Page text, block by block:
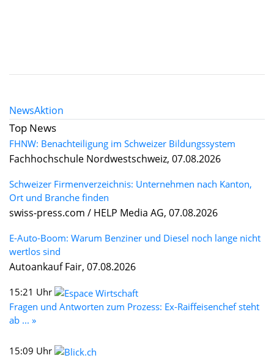
NewsAktion
Top News
FHNW: Benachteiligung im Schweizer Bildungssystem
Fachhochschule Nordwestschweiz, 07.08.2026
Schweizer Firmenverzeichnis: Unternehmen nach Kanton,
Ort und Branche finden
swiss-press.com / HELP Media AG, 07.08.2026
E-Auto-Boom: Warum Benziner und Diesel noch lange nicht
wertlos sind
Autoankauf Fair, 07.08.2026
15:21 Uhr
Fragen und Antworten zum Prozess: Ex-Raiffeisenchef steht
ab ... »
15:09 Uhr